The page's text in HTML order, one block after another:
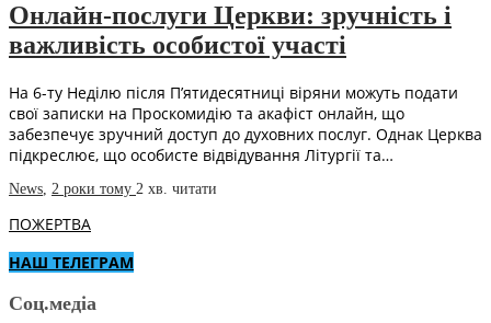
Онлайн-послуги Церкви: зручність і
важливість особистої участі
На 6-ту Неділю після П’ятидесятниці віряни можуть подати
свої записки на Проскомидію та акафіст онлайн, що
забезпечує зручний доступ до духовних послуг. Однак Церква
підкреслює, що особисте відвідування Літургії та…
News, 2 роки тому 2 хв. читати
ПОЖЕРТВА
НАШ ТЕЛЕГРАМ
Соц.медіа